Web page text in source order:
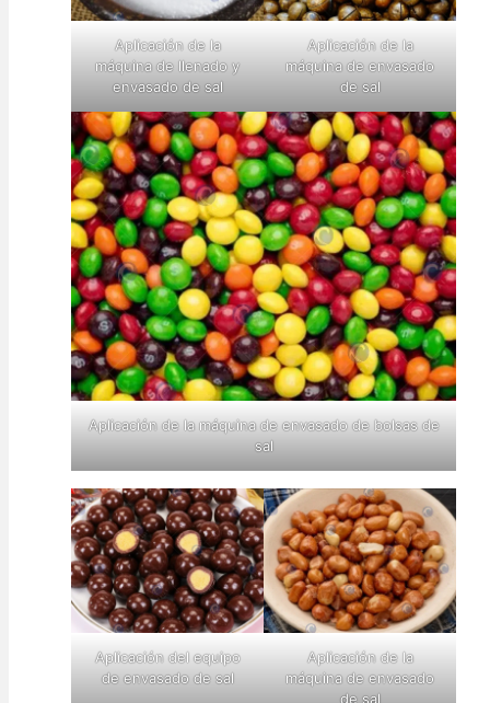
Aplicación de la
máquina de llenado y
envasado de sal
Aplicación de la
máquina de envasado
de sal
Aplicación de la máquina de envasado de bolsas de
sal
Aplicación del equipo
de envasado de sal
Aplicación de la
máquina de envasado
de sal